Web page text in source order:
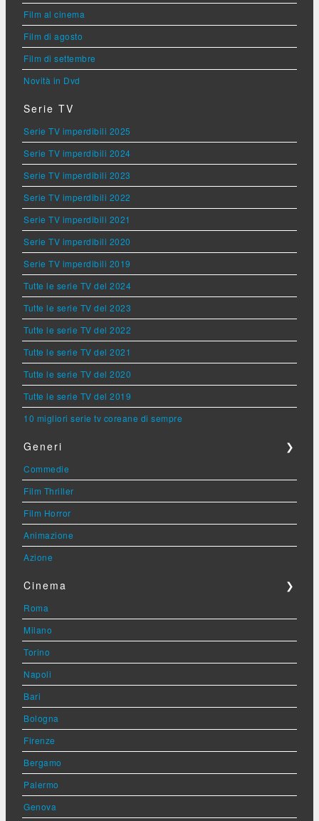
Film al cinema
Film di agosto
Film di settembre
Novità in Dvd
Serie TV
Serie TV imperdibili 2025
Serie TV imperdibili 2024
Serie TV imperdibili 2023
Serie TV imperdibili 2022
Serie TV imperdibili 2021
Serie TV imperdibili 2020
Serie TV imperdibili 2019
Tutte le serie TV del 2024
Tutte le serie TV del 2023
Tutte le serie TV del 2022
Tutte le serie TV del 2021
Tutte le serie TV del 2020
Tutte le serie TV del 2019
10 migliori serie tv coreane di sempre
Generi ❯
Commedie
Film Thriller
Film Horror
Animazione
Azione
Cinema ❯
Roma
Milano
Torino
Napoli
Bari
Bologna
Firenze
Bergamo
Palermo
Genova